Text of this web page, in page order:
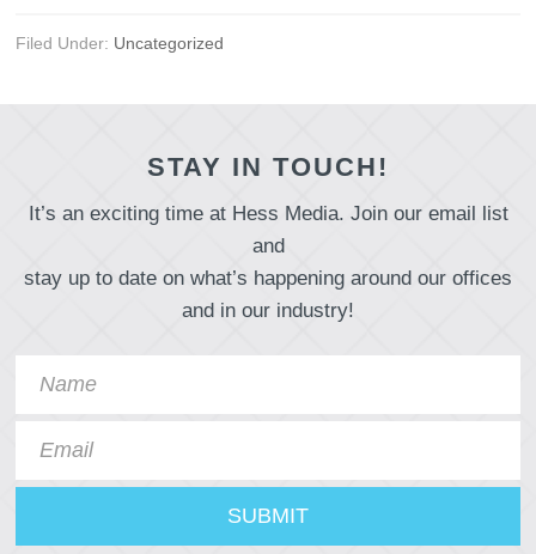
Filed Under: Uncategorized
STAY IN TOUCH!
It’s an exciting time at Hess Media. Join our email list
and
stay up to date on what’s happening around our offices
and in our industry!